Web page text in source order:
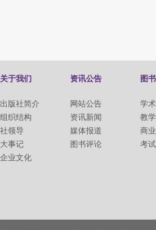
关于我们
出版社简介
组织结构
社领导
大事记
企业文化
资讯公告
网站公告
资讯新闻
媒体报道
图书评论
图
学
教
商
考